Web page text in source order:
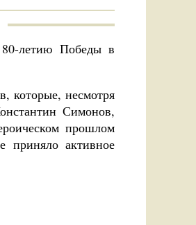
80-летию Победы в
которые, несмотря
Симонов,
прошлом
приняло активное